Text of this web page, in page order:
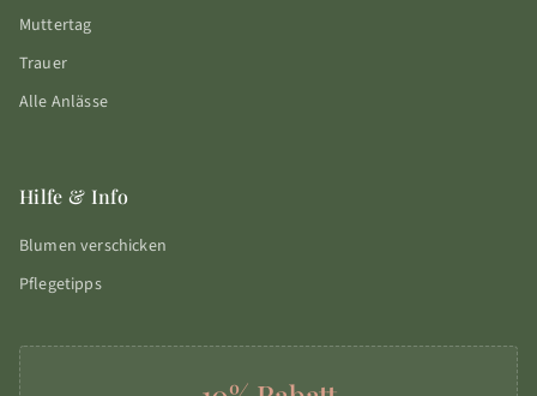
Muttertag
Trauer
Alle Anlässe
Hilfe & Info
Blumen verschicken
Pflegetipps